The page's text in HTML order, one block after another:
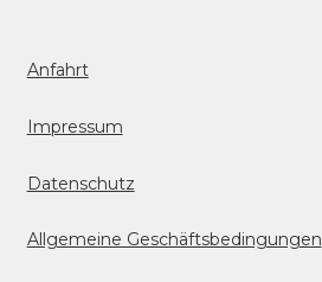
Anfahrt
Impressum
Datenschutz
Allgemeine Geschäftsbedingungen